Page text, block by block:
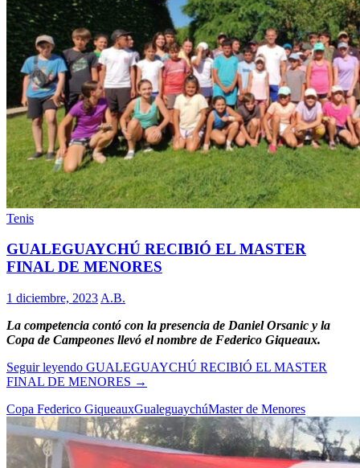
Tenis
GUALEGUAYCHÚ RECIBIÓ EL MASTER
FINAL DE MENORES
1 diciembre, 2023 A.B.
La competencia contó con la presencia de Daniel Orsanic y la
Copa de Campeones llevó el nombre de Federico Giqueaux.
Seguir leyendo GUALEGUAYCHÚ RECIBIÓ EL MASTER
FINAL DE MENORES →
Copa Federico GiqueauxGualeguaychúMaster de Menores